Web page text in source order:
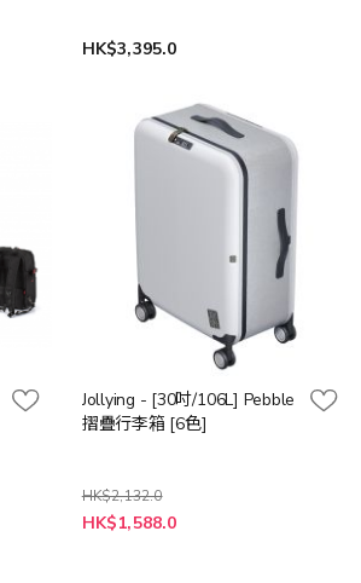
HK$3,395.0
Jollying - [30吋/106L] Pebble
摺疊行李箱 [6色]
HK$2,132.0
HK$1,588.0